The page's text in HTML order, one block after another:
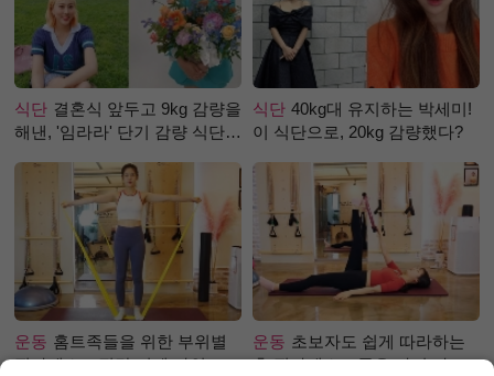
식단 결혼식 앞두고 9kg 감량을
해낸, '임라라' 단기 감량 식단
식단 40kg대 유지하는 박세미!
이 식단으로, 20kg 감량했다?
운동 홈트족들을 위한 부위별
필라테스 – 직각 어깨 라인 만
운동 초보자도 쉽게 따라하는
홈 필라테스 – 곧은 다리 라인